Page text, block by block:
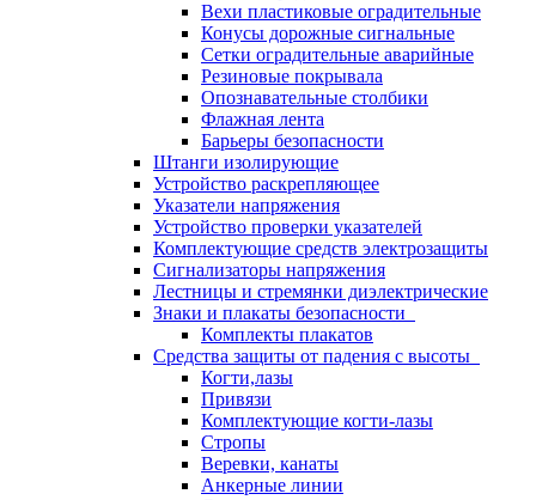
Вехи пластиковые оградительные
Конусы дорожные сигнальные
Сетки оградительные аварийные
Резиновые покрывала
Опознавательные столбики
Флажная лента
Барьеры безопасности
Штанги изолирующие
Устройство раскрепляющее
Указатели напряжения
Устройство проверки указателей
Комплектующие средств электрозащиты
Сигнализаторы напряжения
Лестницы и стремянки диэлектрические
Знаки и плакаты безопасности
Комплекты плакатов
Средства защиты от падения с высоты
Когти,лазы
Привязи
Комплектующие когти-лазы
Стропы
Веревки, канаты
Анкерные линии